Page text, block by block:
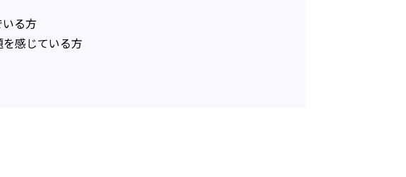
る方
感じている方